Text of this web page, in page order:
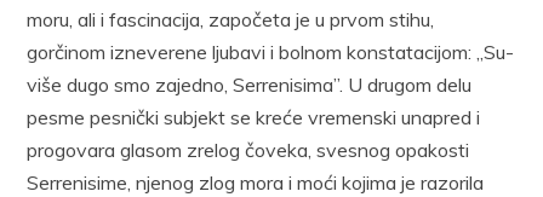
moru, ali i fascinacija, započeta je u prvom stihu,
gorčinom izneverene ljubavi i bolnom konstatacijom: „Su­
više dugo smo zajedno, Serrenisima”. U drugom delu
pesme pesnički subjekt se kreće vremenski unapred i
progovara glasom zrelog čo­veka, svesnog opakosti
Serrenisime, njenog zlog mora i moći kojima je razorila